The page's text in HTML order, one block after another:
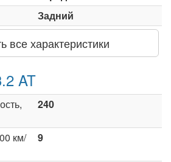
Задний
все характеристики
AT
240
км/
9